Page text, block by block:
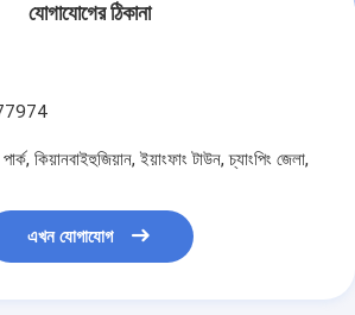
যোগাযোগের ঠিকানা
কিয়ানবাইহুজিয়ান, ইয়াংফাং টাউন, চ্যাংপিং জেলা,
এখন যোগাযোগ